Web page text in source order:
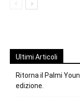
Ultimi Articoli
Ritorna il Palmi
edizione.